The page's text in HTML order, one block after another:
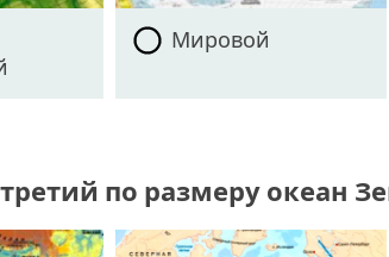
Мировой
по размеру океан